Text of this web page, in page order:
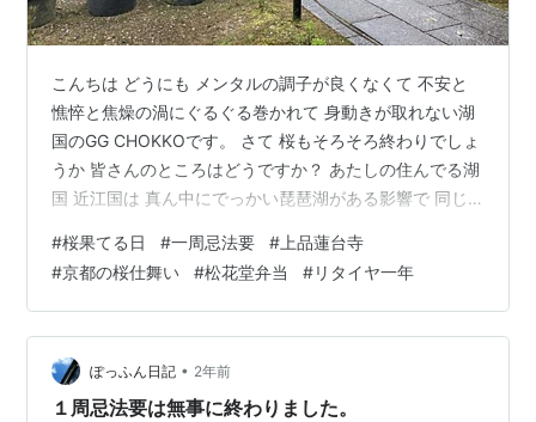
こんちは どうにも メンタルの調子が良くなくて 不安と
憔悴と焦燥の渦にぐるぐる巻かれて 身動きが取れない湖
国のGG CHOKKOです。 さて 桜もそろそろ終わりでしょ
うか 皆さんのところはどうですか？ あたしの住んでる湖
国 近江国は 真ん中にでっかい琵琶湖がある影響で 同じ
れでも、もう満開は現時点で（15日） 海津大崎と後一箇
所くらいみたいで 段々とは桜モードです。 そういえば、
先日『報道ステーション』で 三井寺の夜桜の中継してい
たなぁ。 あそこや、琵琶湖疏水沿いの桜はなかなか見事
でね 昔 お方様と何回か言った思い出の場所です。 さ
て、お隣…
#桜果てる日 #一周忌法要 # 上品蓮台寺
#京都の桜仕舞い #松花堂弁当 #リタイヤ一年
ぽっふん日記 • 2年前
１周忌法要は無事に終わりました。